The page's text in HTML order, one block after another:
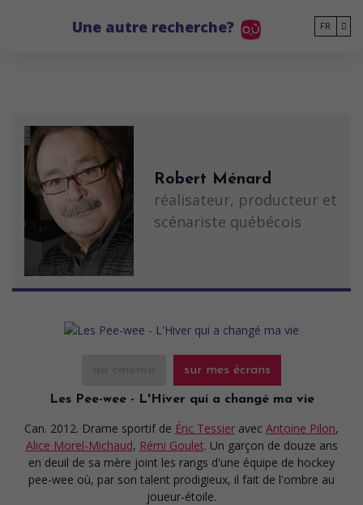
Une autre recherche? FR
Robert Ménard
réalisateur, producteur et
scénariste québécois
sur mes écrans
Les Pee-wee - L'Hiver qui a changé ma vie
Can. 2012. Drame sportif de Éric Tessier avec Antoine Pilon,
Alice Morel-Michaud, Rémi Goulet. Un garçon de douze ans
en deuil de sa mère joint les rangs d'une équipe de hockey
pee-wee où, par son talent prodigieux, il fait de l'ombre au
joueur-étoile.